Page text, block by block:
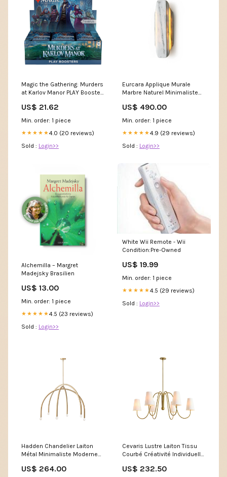
Magic the Gathering: Murders
at Karlov Manor PLAY Booster
US$ 21.62
Min. order: 1 piece
★★★★★4.0 (20 reviews)
Sold : Login>>
Eurcara Applique Murale
Marbre Naturel Minimaliste
Naturel Blanc
US$ 490.00
Min. order: 1 piece
★★★★★4.9 (29 reviews)
Sold : Login>>
Alchemilla – Margret
Madejsky Brasilien
US$ 13.00
Min. order: 1 piece
★★★★★4.5 (23 reviews)
Sold : Login>>
White Wii Remote - Wii
Condition:Pre-Owned
US$ 19.99
Min. order: 1 piece
★★★★★4.5 (29 reviews)
Sold : Login>>
Hadden Chandelier Laiton
Métal Minimaliste Moderne
US$ 264.00
Cevaris Lustre Laiton Tissu
Courbé Créativité Individuelle
US$ 232.50